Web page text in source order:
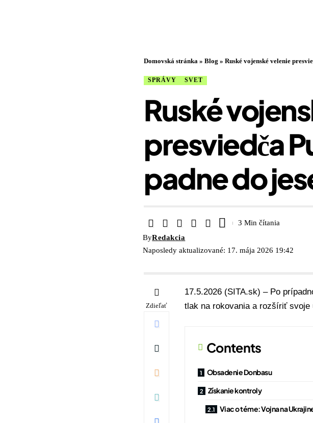
Domovská stránka » Blog » Ruské vojenské velenie
SPRÁVY SVET
Ruské
presviedča
padne do
Naposledy aktualizované: 17. mája 2026 19:42
ByRedakcia
3 Min čítania
Zdieľať
17.5.2026 (SITA.sk) – Po
tlak na rokovania a rozšíriť
Contents
Obsadenie Donbasu
Získanie kontroly
Viac o téme: Vojna na